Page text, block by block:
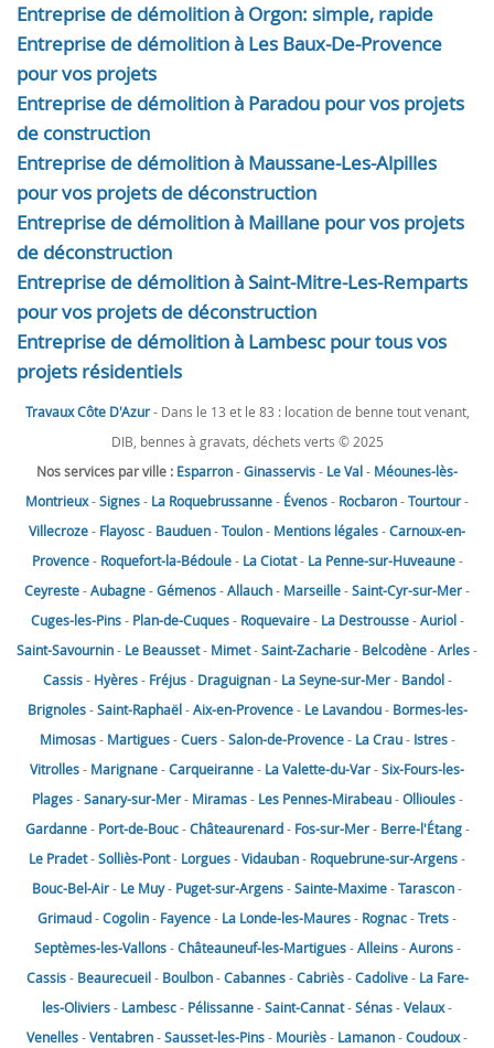
Entreprise de démolition à Orgon: simple, rapide
Entreprise de démolition à Les Baux-De-Provence
pour vos projets
Entreprise de démolition à Paradou pour vos projets
de construction
Entreprise de démolition à Maussane-Les-Alpilles
pour vos projets de déconstruction
Entreprise de démolition à Maillane pour vos projets
de déconstruction
Entreprise de démolition à Saint-Mitre-Les-Remparts
pour vos projets de déconstruction
Entreprise de démolition à Lambesc pour tous vos
projets résidentiels
Travaux Côte D'Azur- Dans le 13 et le 83 : location de benne tout venant,
DIB, bennes à gravats, déchets verts © 2025
Nos services par ville : Esparron-Ginasservis- Le Val- Méounes-lès-
Montrieux-Signes- La Roquebrussanne- Évenos- Rocbaron-Tourtour-
Villecroze- Flayosc- Bauduen-Toulon- Mentions légales-Carnoux-en-
Provence- Roquefort-la-Bédoule- La Ciotat- La Penne-sur-Huveaune-
Ceyreste-Aubagne-Gémenos-Allauch- Marseille-Saint-Cyr-sur-Mer-
Cuges-les-Pins- Plan-de-Cuques- Roquevaire- La Destrousse-Auriol-
Saint-Savournin- Le Beausset- Mimet-Saint-Zacharie- Belcodène-Arles-
Cassis- Hyères- Fréjus- Draguignan- La Seyne-sur-Mer- Bandol-
Brignoles-Saint-Raphaël-Aix-en-Provence- Le Lavandou- Bormes-les-
Mimosas- Martigues-Cuers-Salon-de-Provence- La Crau- Istres-
Vitrolles- Marignane-Carqueiranne- La Valette-du-Var-Six-Fours-les-
Plages-Sanary-sur-Mer- Miramas- Les Pennes-Mirabeau-Ollioules-
Gardanne- Port-de-Bouc-Châteaurenard- Fos-sur-Mer- Berre-l'Étang-
Le Pradet-Solliès-Pont- Lorgues-Vidauban- Roquebrune-sur-Argens-
Bouc-Bel-Air- Le Muy- Puget-sur-Argens-Sainte-Maxime-Tarascon-
Grimaud-Cogolin- Fayence- La Londe-les-Maures- Rognac-Trets-
Septèmes-les-Vallons-Châteauneuf-les-Martigues-Alleins-Aurons-
Cassis- Beaurecueil- Boulbon-Cabannes-Cabriès-Cadolive- La Fare-
les-Oliviers- Lambesc- Pélissanne-Saint-Cannat-Sénas-Velaux-
Venelles-Ventabren-Sausset-les-Pins- Mouriès- Lamanon-Coudoux-